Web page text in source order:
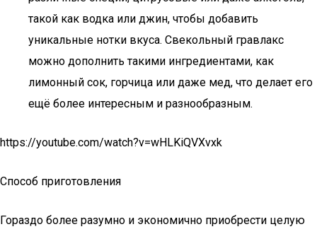
такой как водка или джин, чтобы добавить
уникальные нотки вкуса. Свекольный гравлакс
можно дополнить такими ингредиентами, как
лимонный сок, горчица или даже мед, что делает его
ещё более интересным и разнообразным.
https://youtube.com/watch?v=wHLKiQVXvxk
Способ приготовления
Гораздо более разумно и экономично приобрести целую